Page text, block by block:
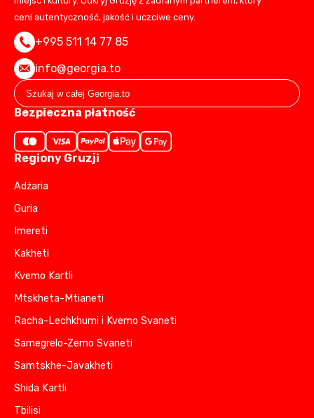
ceni autentyczność, jakość i uczciwe ceny.
+995 511 14 77 85
info@georgia.to
Bezpieczna płatność
Regiony Gruzji
Adżaria
Guria
Imereti
Kakheti
Kvemo Kartli
Mtskheta-Mtianeti
Racha-Lechkhumi i Kvemo Svaneti
Samegrelo-Zemo Svaneti
Samtskhe-Javakheti
Shida Kartli
Tbilisi